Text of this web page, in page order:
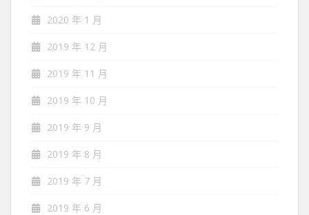
2020 年 1 月
2019 年 12 月
2019 年 11 月
2019 年 10 月
2019 年 9 月
2019 年 8 月
2019 年 7 月
2019 年 6 月